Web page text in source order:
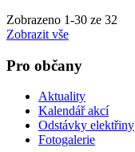
Zobrazeno 1-30 ze 32
Zobrazit vše
Pro občany
Aktuality
Kalendář akcí
Odstávky elektřiny
Fotogalerie